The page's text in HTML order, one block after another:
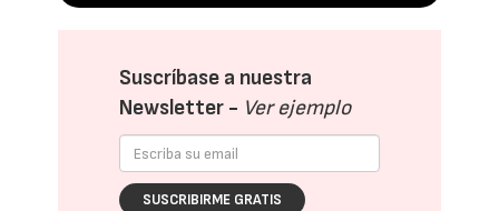
Suscríbase a nuestra
Newsletter - Ver ejemplo
SUSCRIBIRME GRATIS